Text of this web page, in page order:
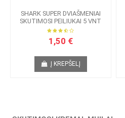
SHARK SUPER DVIAŠMENIAI
SKUTIMOSI PEILIUKAI 5 VNT
1,50 €
Į KREPŠELĮ